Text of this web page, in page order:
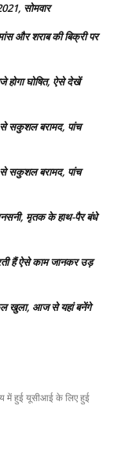
सोमवार
और शराब की बिक्री पर
होगा घोषित, ऐसे देखें
सकुशल बरामद, पांच
सकुशल बरामद, पांच
मृतक के हाथ-पैर बंधे
हैं ऐसे काम जानकर उड़
खुला, आज से यहां बनेंगे